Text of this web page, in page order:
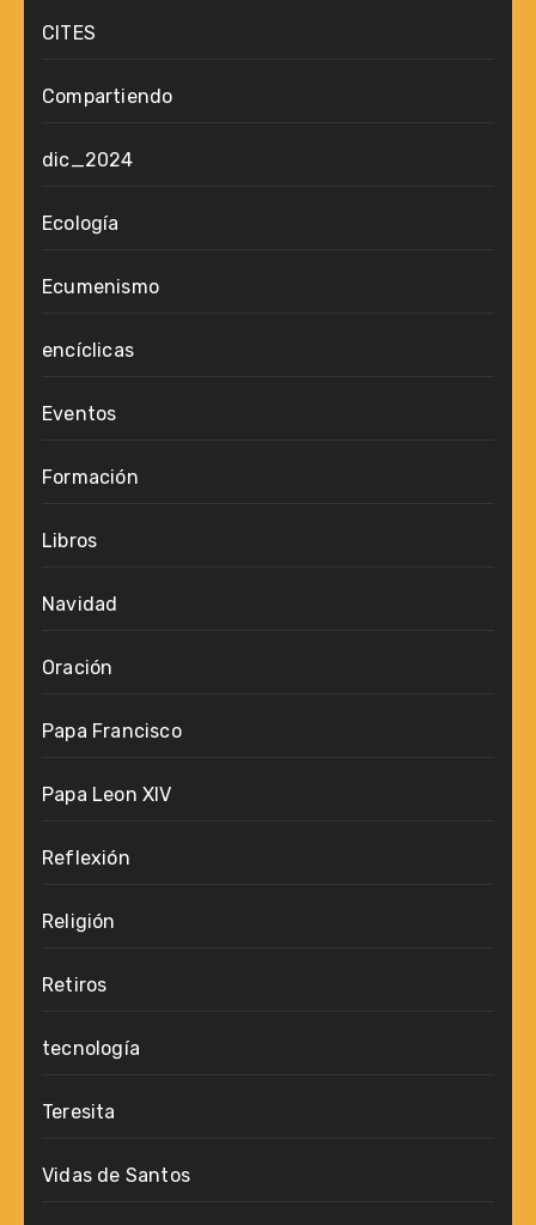
CITES
Compartiendo
dic_2024
Ecología
Ecumenismo
encíclicas
Eventos
Formación
Libros
Navidad
Oración
Papa Francisco
Papa Leon XIV
Reflexión
Religión
Retiros
tecnología
Teresita
Vidas de Santos